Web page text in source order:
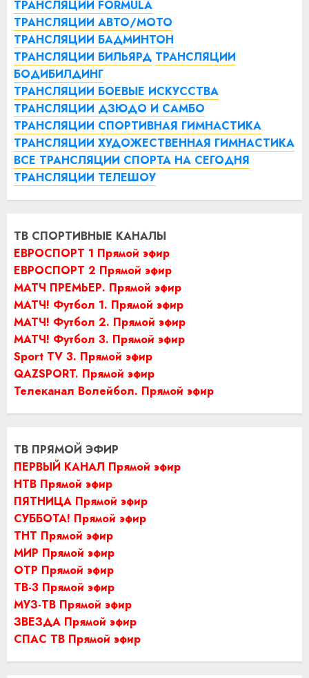
ТРАНСЛЯЦИИ FORMULA
ТРАНСЛЯЦИИ АВТО/МОТО
ТРАНСЛЯЦИИ БАДМИНТОН
ТРАНСЛЯЦИИ БИЛЬЯРД ТРАНСЛЯЦИИ
БОДИБИЛДИНГ
ТРАНСЛЯЦИИ БОЕВЫЕ ИСКУССТВА
ТРАНСЛЯЦИИ ДЗЮДО И САМБО
ТРАНСЛЯЦИИ СПОРТИВНАЯ ГИМНАСТИКА
ТРАНСЛЯЦИИ ХУДОЖЕСТВЕННАЯ ГИМНАСТИКА
ВСЕ ТРАНСЛЯЦИИ СПОРТА НА СЕГОДНЯ
ТРАНСЛЯЦИИ ТЕЛЕШОУ
ТВ СПОРТИВНЫЕ КАНАЛЫ
ЕВРОСПОРТ 1 Прямой эфир
ЕВРОСПОРТ 2 Прямой эфир
МАТЧ ПРЕМЬЕР. Прямой эфир
МАТЧ! Футбол 1. Прямой эфир
МАТЧ! Футбол 2. Прямой эфир
МАТЧ! Футбол 3. Прямой эфир
Sport TV 3. Прямой эфир
QAZSPORT. Прямой эфир
Телеканал Волейбол. Прямой эфир
ТВ ПРЯМОЙ ЭФИР
ПЕРВЫЙ КАНАЛ Прямой эфир
НТВ Прямой эфир
ПЯТНИЦА Прямой эфир
СУББОТА! Прямой эфир
ТНТ Прямой эфир
МИР Прямой эфир
ОТР Прямой эфир
ТВ-3 Прямой эфир
МУЗ-ТВ Прямой эфир
ЗВЕЗДА Прямой эфир
СПАС ТВ Прямой эфир